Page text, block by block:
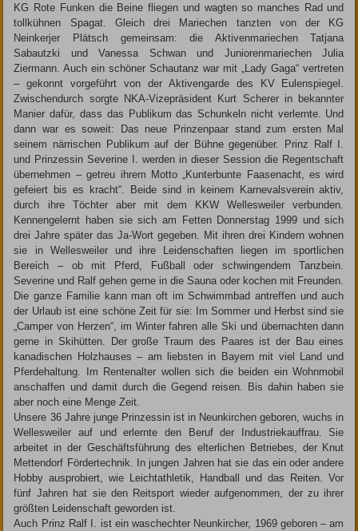
KG Rote Funken die Beine fliegen und wagten so manches Rad und
tollkühnen Spagat. Gleich drei Mariechen tanzten von der KG
Neinkerjer Plätsch gemeinsam: die Aktivenmariechen Tatjana
Sabautzki und Vanessa Schwan und Juniorenmariechen Julia
Ziermann. Auch ein schöner Schautanz war mit „Lady Gaga“ vertreten
– gekonnt vorgeführt von der Aktivengarde des KV Eulenspiegel.
Zwischendurch sorgte NKA-Vizepräsident Kurt Scherer in bekannter
Manier dafür, dass das Publikum das Schunkeln nicht verlernte. Und
dann war es soweit: Das neue Prinzenpaar stand zum ersten Mal
seinem närrischen Publikum auf der Bühne gegenüber. Prinz Ralf I.
und Prinzessin Severine I. werden in dieser Session die Regentschaft
übernehmen – getreu ihrem Motto „Kunterbunte Faasenacht, es wird
gefeiert bis es kracht“. Beide sind in keinem Karnevalsverein aktiv,
durch ihre Töchter aber mit dem KKW Wellesweiler verbunden.
Kennengelernt haben sie sich am Fetten Donnerstag 1999 und sich
drei Jahre später das Ja-Wort gegeben. Mit ihren drei Kindern wohnen
sie in Wellesweiler und ihre Leidenschaften liegen im sportlichen
Bereich – ob mit Pferd, Fußball oder schwingendem Tanzbein.
Severine und Ralf gehen gerne in die Sauna oder kochen mit Freunden.
Die ganze Familie kann man oft im Schwimmbad antreffen und auch
der Urlaub ist eine schöne Zeit für sie: Im Sommer und Herbst sind sie
„Camper von Herzen“, im Winter fahren alle Ski und übernachten dann
gerne in Skihütten. Der große Traum des Paares ist der Bau eines
kanadischen Holzhauses – am liebsten in Bayern mit viel Land und
Pferdehaltung. Im Rentenalter wollen sich die beiden ein Wohnmobil
anschaffen und damit durch die Gegend reisen. Bis dahin haben sie
aber noch eine Menge Zeit.
Unsere 36 Jahre junge Prinzessin ist in Neunkirchen geboren, wuchs in
Wellesweiler auf und erlernte den Beruf der Industriekauffrau. Sie
arbeitet in der Geschäftsführung des elterlichen Betriebes, der Knut
Mettendorf Fördertechnik. In jungen Jahren hat sie das ein oder andere
Hobby ausprobiert, wie Leichtathletik, Handball und das Reiten. Vor
fünf Jahren hat sie den Reitsport wieder aufgenommen, der zu ihrer
größten Leidenschaft geworden ist.
Auch Prinz Ralf I. ist ein waschechter Neunkircher, 1969 geboren – am